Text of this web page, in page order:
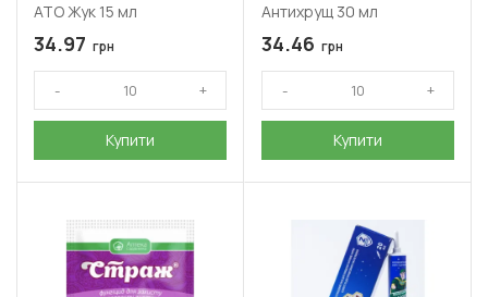
АТО Жук 15 мл
34.97 грн
Купити
Антихрущ 30 мл
34.46 грн
Купити